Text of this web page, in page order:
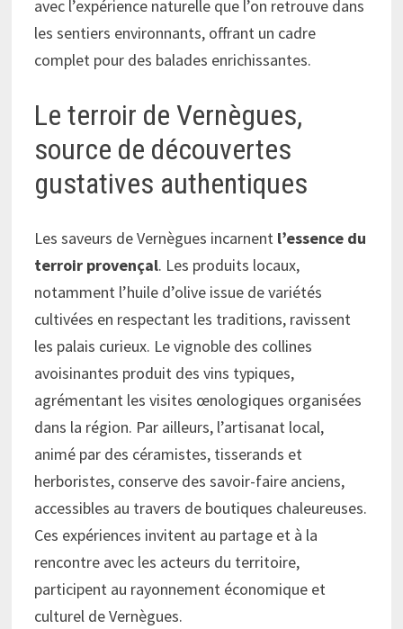
avec l’expérience naturelle que l’on retrouve dans
les sentiers environnants, offrant un cadre
complet pour des balades enrichissantes.
Le terroir de Vernègues,
source de découvertes
gustatives authentiques
Les saveurs de Vernègues incarnent l’essence du
terroir provençal. Les produits locaux,
notamment l’huile d’olive issue de variétés
cultivées en respectant les traditions, ravissent
les palais curieux. Le vignoble des collines
avoisinantes produit des vins typiques,
agrémentant les visites œnologiques organisées
dans la région. Par ailleurs, l’artisanat local,
animé par des céramistes, tisserands et
herboristes, conserve des savoir-faire anciens,
accessibles au travers de boutiques chaleureuses.
Ces expériences invitent au partage et à la
rencontre avec les acteurs du territoire,
participent au rayonnement économique et
culturel de Vernègues.